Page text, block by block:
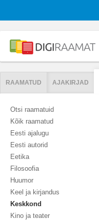
RAAMATUD AJAKIRJAD
Otsi raamatuid
Kõik raamatud
Eesti ajalugu
Eesti autorid
Eetika
Filosoofia
Huumor
Keel ja kirjandus
Keskkond
Kino ja teater